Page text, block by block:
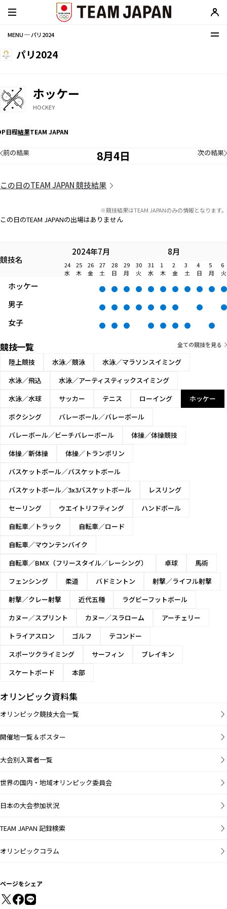
MENU ─ パリ2024
パリ2024
ホッケー
HOCKEY
日程結果TEAM JAPAN
8月4日
前の結果 次の結果
この日のTEAM JAPAN 競技結果
※競技結果はTEAM JAPANのみの情報となります。
この日のTEAM JAPANの出場はありません
競技名
2024年7月 8月
24 25 26 27 28 29 30 31 1 2 3 4 5
6
水
木 金 土 日 月 火 水 木 金 土 日 月 火
ホッケー
男子
女子
競技一覧 全ての競技を見る
陸上競技 水泳／競泳
水泳／マラソンスイミング
水泳／飛込
水泳／アーティスティックスイミング
水泳／水球
サッカー テニス ローイング
ホッケー
ボクシング
バレーボール／バレーボール
バレーボール／ビーチバレーボール
体操／体操競技
体操／新体操
体操／トランポリン
バスケットボール／バスケットボール
バスケットボール／3x3バスケットボール
レスリング
セーリング
ウエイトリフティング
ハンドボール
自転車／トラック
自転車／ロード
自転車／マウンテンバイク
自転車／BMX（フリースタイル／レーシング）
卓球
馬術
フェンシング
柔道 バドミントン
射撃／ライフル射撃
射撃／クレー射撃
近代五種
ラグビーフットボール
カヌー／スプリント
カヌー／スラローム
アーチェリー
トライアスロン
ゴルフ
テコンドー
スポーツクライミング
サーフィン
ブレイキン
スケートボード
本部
オリンピック資料集
オリンピック競技大会一覧
開催地一覧＆ポスター
大会別入賞者一覧
世界の国内・地域オリンピック委員会
日本の大会参加状況
TEAM JAPAN 記録検索
オリンピックコラム
ページをシェア